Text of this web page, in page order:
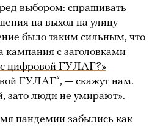
выбором: спрашивать
на выход на улицу
было таким сильным, что
с заголовками
цифровой ГУЛАГ?»
ГУЛАГ“, — скажут нам.
зато люди не умирают».
пандемии забылись как